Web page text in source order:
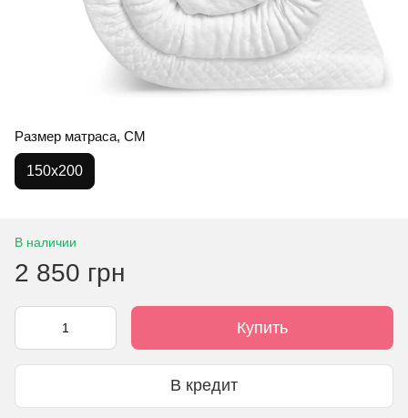
Размер матраса, СМ
150x200
В наличии
2 850 грн
Купить
В кредит